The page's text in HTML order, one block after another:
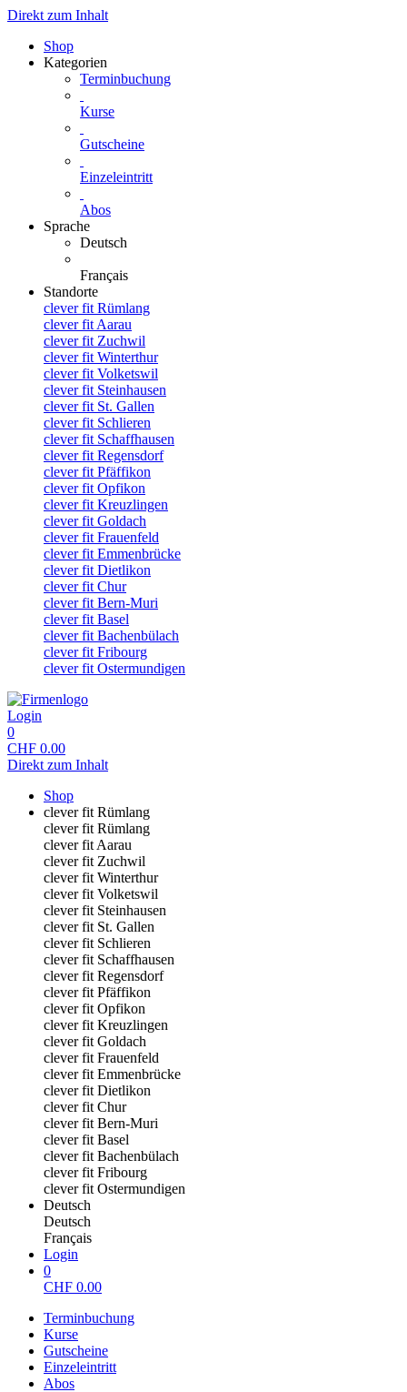
Direkt zum Inhalt
Shop
Kategorien
Terminbuchung
Kurse
Gutscheine
Einzeleintritt
Abos
Sprache
Deutsch
Français
Standorte
clever fit Rümlang
clever fit Aarau
clever fit Zuchwil
clever fit Winterthur
clever fit Volketswil
clever fit Steinhausen
clever fit St. Gallen
clever fit Schlieren
clever fit Schaffhausen
clever fit Regensdorf
clever fit Pfäffikon
clever fit Opfikon
clever fit Kreuzlingen
clever fit Goldach
clever fit Frauenfeld
clever fit Emmenbrücke
clever fit Dietlikon
clever fit Chur
clever fit Bern-Muri
clever fit Basel
clever fit Bachenbülach
clever fit Fribourg
clever fit Ostermundigen
Login
0
CHF 0.00
Direkt zum Inhalt
Shop
clever fit Rümlang
clever fit Rümlang
clever fit Aarau
clever fit Zuchwil
clever fit Winterthur
clever fit Volketswil
clever fit Steinhausen
clever fit St. Gallen
clever fit Schlieren
clever fit Schaffhausen
clever fit Regensdorf
clever fit Pfäffikon
clever fit Opfikon
clever fit Kreuzlingen
clever fit Goldach
clever fit Frauenfeld
clever fit Emmenbrücke
clever fit Dietlikon
clever fit Chur
clever fit Bern-Muri
clever fit Basel
clever fit Bachenbülach
clever fit Fribourg
clever fit Ostermundigen
Deutsch
Deutsch
Français
Login
0
CHF 0.00
Terminbuchung
Kurse
Gutscheine
Einzeleintritt
Abos